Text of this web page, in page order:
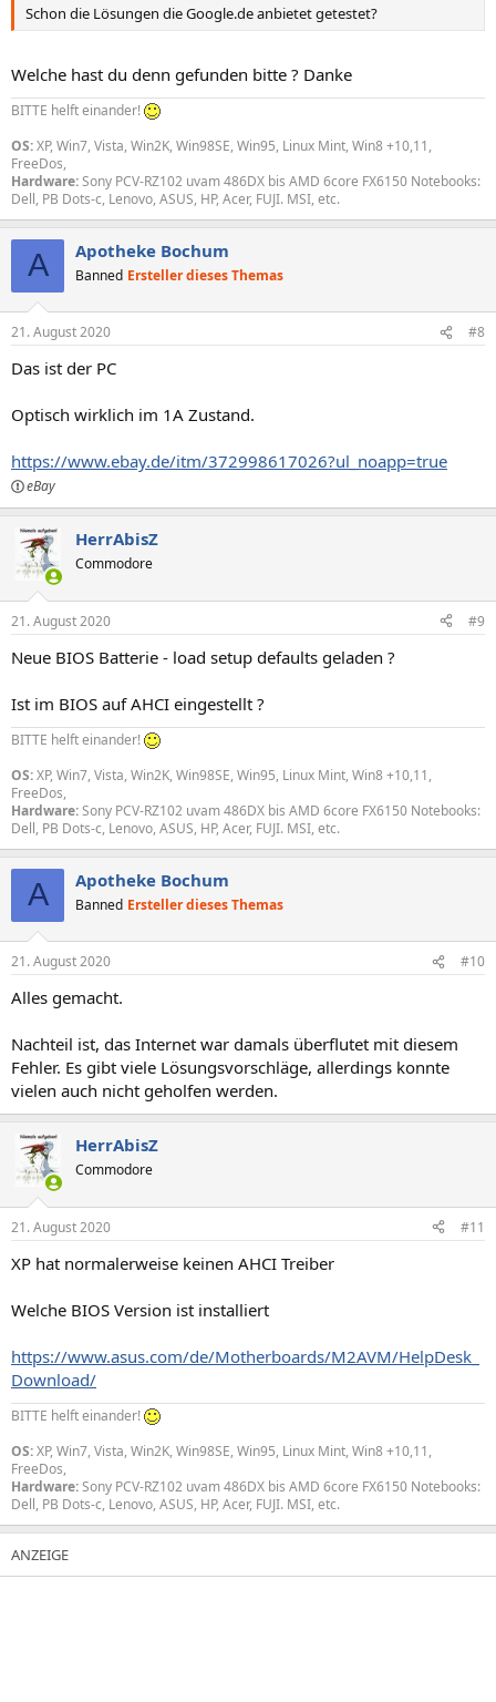
Schon die Lösungen die Google.de anbietet getestet?
Welche hast du denn gefunden bitte ? Danke
BITTE helft einander!
OS:XP, Win7, Vista, Win2K, Win98SE, Win95, Linux Mint, Win8 +10,11,
FreeDos,
Hardware:Sony PCV-RZ102 uvam 486DX bis AMD 6core FX6150 Notebooks:
Dell, PB Dots-c, Lenovo, ASUS, HP, Acer, FUJI. MSI, etc.
A Apotheke Bochum
Banned Ersteller dieses Themas
21. August 2020 #8
Das ist der PC
Optisch wirklich im 1A Zustand.
https://www.ebay.de/itm/372998617026?ul_noapp=true
HerrAbisZ
Commodore
21. August 2020 #9
Neue BIOS Batterie - load setup defaults geladen ?
Ist im BIOS auf AHCI eingestellt ?
BITTE helft einander!
OS:XP, Win7, Vista, Win2K, Win98SE, Win95, Linux Mint, Win8 +10,11,
FreeDos,
Hardware:Sony PCV-RZ102 uvam 486DX bis AMD 6core FX6150 Notebooks:
Dell, PB Dots-c, Lenovo, ASUS, HP, Acer, FUJI. MSI, etc.
A Apotheke Bochum
Banned Ersteller dieses Themas
21. August 2020 #10
Alles gemacht.
Nachteil ist, das Internet war damals überflutet mit diesem
Fehler. Es gibt viele Lösungsvorschläge, allerdings konnte
vielen auch nicht geholfen werden.
HerrAbisZ
Commodore
21. August 2020 #11
XP hat normalerweise keinen AHCI Treiber
Welche BIOS Version ist installiert
https://www.asus.com/de/Motherboards/M2AVM/HelpDesk_
Download/
BITTE helft einander!
OS:XP, Win7, Vista, Win2K, Win98SE, Win95, Linux Mint, Win8 +10,11,
FreeDos,
Hardware:Sony PCV-RZ102 uvam 486DX bis AMD 6core FX6150 Notebooks:
Dell, PB Dots-c, Lenovo, ASUS, HP, Acer, FUJI. MSI, etc.